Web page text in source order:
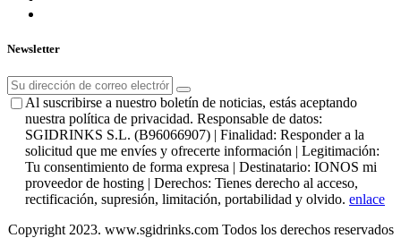
Newsletter
Al suscribirse a nuestro boletín de noticias, estás aceptando
nuestra política de privacidad. Responsable de datos:
SGIDRINKS S.L. (B96066907) | Finalidad: Responder a la
solicitud que me envíes y ofrecerte información | Legitimación:
Tu consentimiento de forma expresa | Destinatario: IONOS mi
proveedor de hosting | Derechos: Tienes derecho al acceso,
rectificación, supresión, limitación, portabilidad y olvido. enlace
Copyright 2023. www.sgidrinks.com Todos los derechos reservados